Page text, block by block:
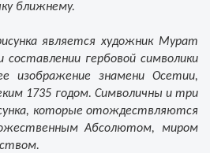
ближнему.
является художник Мурат
гербовой символики
изображение знамени Осетии,
1735 годом. Символичны и три
которые отождествляются
Абсолютом, миром